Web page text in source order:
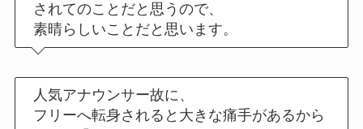
されてのことだと思うので、
素晴らしいことだと思います。
人気アナウンサー故に、
フリーへ転身されると大きな痛手があるから